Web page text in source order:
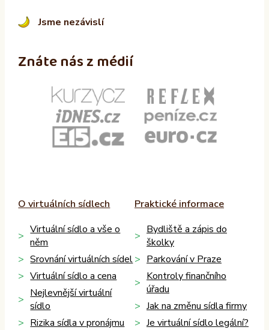
Jsme nezávislí
Znáte nás z médií
O virtuálních sídlech
Virtuální sídlo a vše o
něm
Srovnání virtuálních sídel
Virtuální sídlo a cena
Nejlevnější virtuální
sídlo
Rizika sídla v pronájmu
Praktické informace
Bydliště a zápis do
školky
Parkování v Praze
Kontroly finančního
úřadu
Jak na změnu sídla firmy
Je virtuální sídlo legální?